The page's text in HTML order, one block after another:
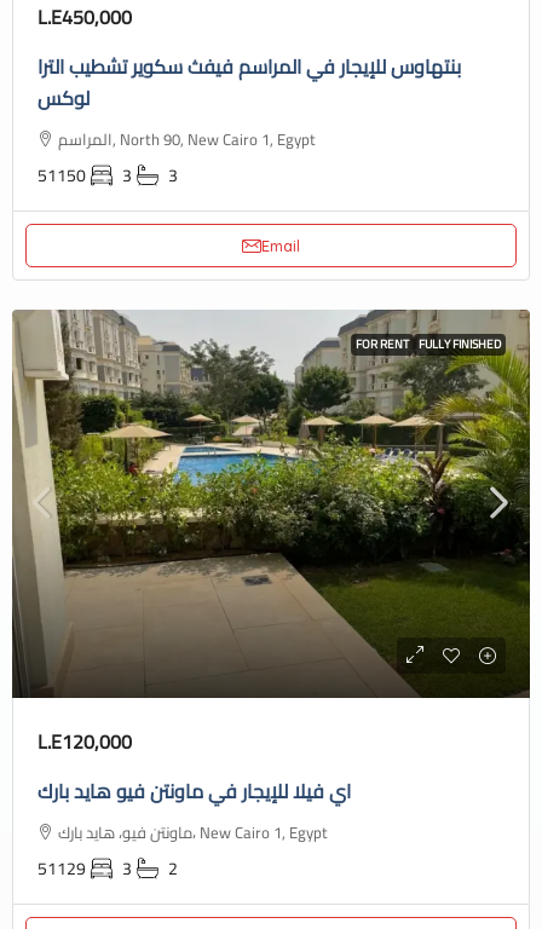
L.E450,000
بنتهاوس للإيجار في المراسم فيفث سكوير تشطيب الترا
لوكس
المراسم, North 90, New Cairo 1, Egypt
51150 3 3
Email
FOR RENT FULLY FINISHED
L.E120,000
اي فيلا للإيجار في ماونتن فيو هايد بارك
ماونتن فيو، هايد بارك، New Cairo 1, Egypt
51129 3 2